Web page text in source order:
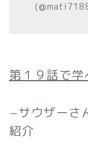
第１９話で学
−サウザーさ
紹介